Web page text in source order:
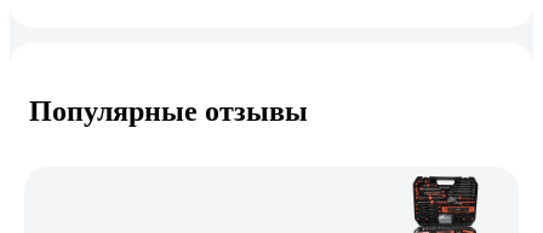
Популярные отзывы